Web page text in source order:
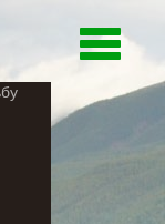
Toggle